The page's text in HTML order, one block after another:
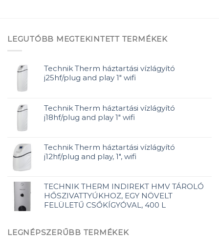
LEGUTÓBB MEGTEKINTETT TERMÉKEK
Technik Therm háztartási vízlágyító
j25hf/plug and play 1" wifi
Technik Therm háztartási vízlágyító
j18hf/plug and play 1" wifi
Technik Therm háztartási vízlágyító
j12hf/plug and play, 1", wifi
TECHNIK THERM INDIREKT HMV TÁROLÓ
HŐSZIVATTYÚKHOZ, EGY NÖVELT
FELÜLETŰ CSŐKÍGYÓVAL, 400 L
LEGNÉPSZERŰBB TERMÉKEK